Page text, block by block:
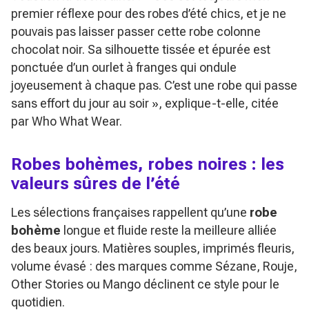
premier réflexe pour des robes d’été chics, et je ne
pouvais pas laisser passer cette robe colonne
chocolat noir. Sa silhouette tissée et épurée est
ponctuée d’un ourlet à franges qui ondule
joyeusement à chaque pas. C’est une robe qui passe
sans effort du jour au soir », explique-t-elle, citée
par Who What Wear.
Robes bohèmes, robes noires : les
valeurs sûres de l’été
Les sélections françaises rappellent qu’une robe
bohème longue et fluide reste la meilleure alliée
des beaux jours. Matières souples, imprimés fleuris,
volume évasé : des marques comme Sézane, Rouje,
Other Stories ou Mango déclinent ce style pour le
quotidien.